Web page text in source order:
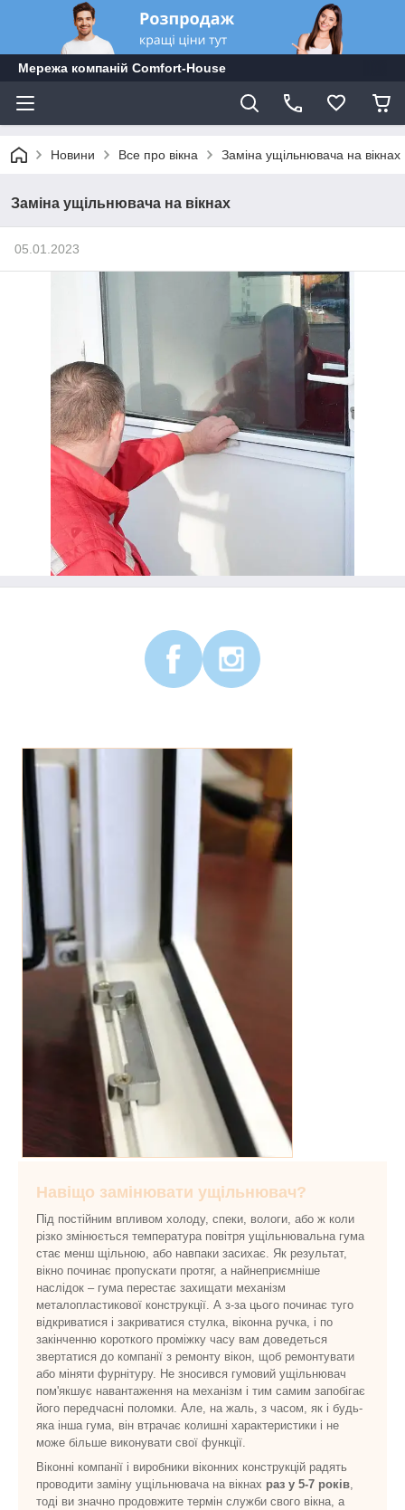
Мережа компаній Comfort-Hоuse
Новини Все про вікна Заміна ущільнювача на вікнах
Заміна ущільнювача на вікнах
05.01.2023
Навіщо замінювати ущільнювач?
Під постійним впливом холоду, спеки, вологи, або ж коли
різко змінюється температура повітря ущільнювальна гума
стає менш щільною, або навпаки засихає. Як результат,
вікно починає пропускати протяг, а найнеприємніше
наслідок – гума перестає захищати механізм
металопластикової конструкції. А з-за цього починає туго
відкриватися і закриватися стулка, віконна ручка, і по
закінченню короткого проміжку часу вам доведеться
звертатися до компанії з ремонту вікон, щоб ремонтувати
або міняти фурнітуру. Не зносився гумовий ущільнювач
пом'якшує навантаження на механізм і тим самим запобігає
його передчасні поломки. Але, на жаль, з часом, як і будь-
яка інша гума, він втрачає колишні характеристики і не
може більше виконувати свої функції.
Віконні компанії і виробники віконних конструкцій радять
проводити заміну ущільнювача на вікнах раз у 5-7 років,
тоді ви значно продовжите термін служби свого вікна, а